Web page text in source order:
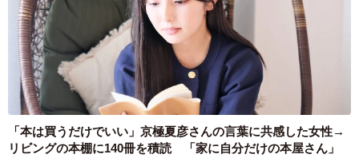
「本は買うだけでいい」京極夏彦さんの言葉に共感した女性→
リビングの本棚に140冊を積読 「家に自分だけの本屋さん」